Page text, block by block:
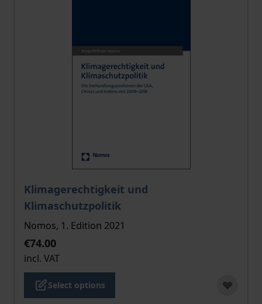
Klimagerechtigkeit und
Klimaschutzpolitik
The price depends on the options chosen on the
Nomos, 1. Edition 2021
€74.00
incl. VAT
Select options